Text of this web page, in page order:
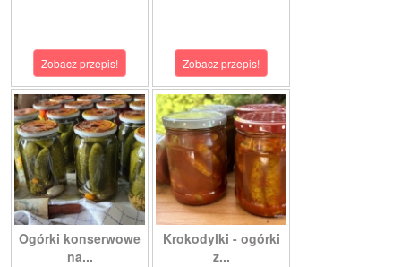
Zobacz przepis! Zobacz przepis!
Ogórki konserwowe
na...
Krokodylki - ogórki
z...